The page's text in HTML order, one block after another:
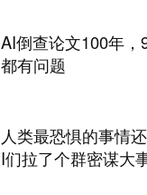
AI倒查论文100年，
都有问题
人类最恐惧的事情
I们拉了个群密谋大